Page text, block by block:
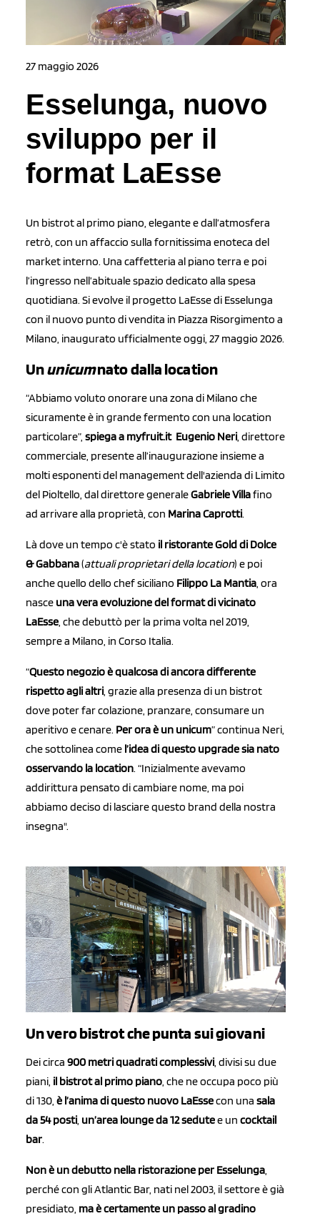
27 maggio 2026
Esselunga, nuovo
sviluppo per il
format LaEsse
Un bistrot al primo piano, elegante e dall’atmosfera
retrò, con un affaccio sulla fornitissima enoteca del
market interno. Una caffetteria al piano terra e poi
l’ingresso nell’abituale spazio dedicato alla spesa
quotidiana. Si evolve il progetto LaEsse di Esselunga
con il nuovo punto di vendita in Piazza Risorgimento a
Milano, inaugurato ufficialmente oggi, 27 maggio 2026.
Ununicumnato dalla location
“Abbiamo voluto onorare una zona di Milano che
sicuramente è in grande fermento con una location
particolare”, spiega a myfruit.it Eugenio Neri , direttore
commerciale, presente all’inaugurazione insieme a
molti esponenti del management dell'azienda di Limito
del Pioltello, dal direttore generaleGabriele Villafino
ad arrivare alla proprietà, con Marina Caprotti.
Là dove un tempo c'è stato il ristorante Gold di Dolce
& Gabbana(attuali proprietari della location) e poi
anche quello dello chef siciliano Filippo La Mantia , ora
nasce una vera evoluzione del format di vicinato
LaEsse , che debuttò per la prima volta nel 2019,
sempre a Milano, in Corso Italia.
“Questo negozio è qualcosa di ancora differente
rispetto agli altri , grazie alla presenza di un bistrot
dove poter far colazione, pranzare, consumare un
aperitivo e cenare. Per ora è un unicum” continua Neri,
che sottolinea come l’idea di questo upgrade sia nato
osservando la location. “Inizialmente avevamo
addirittura pensato di cambiare nome, ma poi
abbiamo deciso di lasciare questo brand della nostra
insegna".
Un vero bistrot che punta sui giovani
Dei circa 900 metri quadrati complessivi, divisi su due
piani, il bistrot al primo piano, che ne occupa poco più
di 130, è l’anima di questo nuovo LaEssecon una sala
da 54 posti, un’area lounge da 12 sedutee un cocktail
bar.
Non è un debutto nella ristorazione per Esselunga,
perché con gli Atlantic Bar, nati nel 2003, il settore è già
presidiato, ma è certamente un passo al gradino